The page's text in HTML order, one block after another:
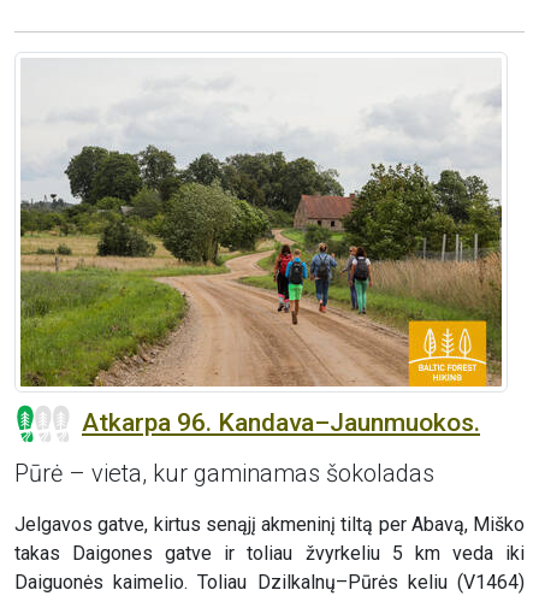
Atkarpa 96. Kandava–Jaunmuokos.
Pūrė – vieta, kur gaminamas šokoladas
Jelgavos gatve, kirtus senąjį akmeninį tiltą per Abavą, Miško
takas Daigones gatve ir toliau žvyrkeliu 5 km veda iki
Daiguonės kaimelio. Toliau Dzilkalnų–Pūrės keliu (V1464)